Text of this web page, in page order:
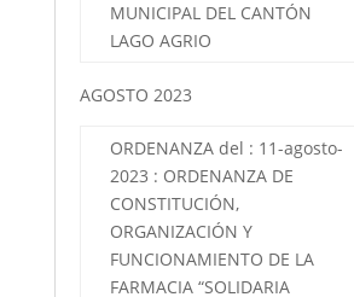
MUNICIPAL DEL CANTÓN
LAGO AGRIO
AGOSTO 2023
ORDENANZA del : 11-agosto-
2023 : ORDENANZA DE
CONSTITUCIÓN,
ORGANIZACIÓN Y
FUNCIONAMIENTO DE LA
FARMACIA “SOLIDARIA